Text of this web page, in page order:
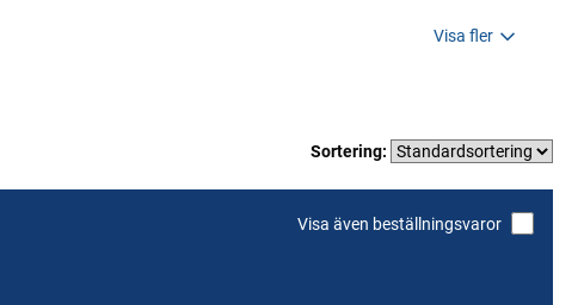
Visa fler
Sortering:
Visa även beställningsvaror